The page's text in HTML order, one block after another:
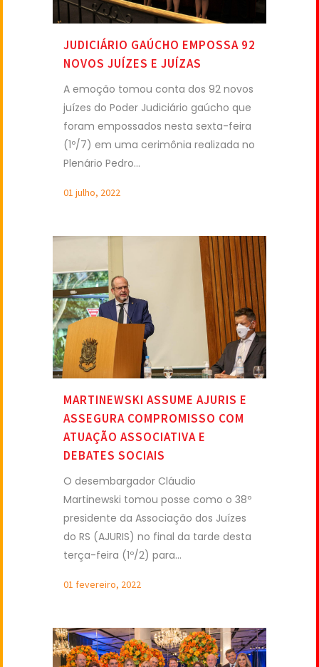
JUDICIÁRIO GAÚCHO EMPOSSA 92
NOVOS JUÍZES E JUÍZAS
A emoção tomou conta dos 92 novos
juízes do Poder Judiciário gaúcho que
foram empossados nesta sexta-feira
(1º/7) em uma cerimônia realizada no
Plenário Pedro...
01 julho, 2022
MARTINEWSKI ASSUME AJURIS E
ASSEGURA COMPROMISSO COM
ATUAÇÃO ASSOCIATIVA E
DEBATES SOCIAIS
O desembargador Cláudio
Martinewski tomou posse como o 38º
presidente da Associação dos Juízes
do RS (AJURIS) no final da tarde desta
terça-feira (1º/2) para...
01 fevereiro, 2022